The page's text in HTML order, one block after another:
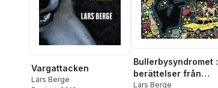
Vargattacken
Lars Berge
Bullerbysyndromet :
berättelser från
Sverige
Lars Berge